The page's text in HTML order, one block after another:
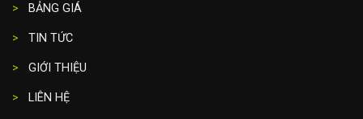
> BẢNG GIÁ
> TIN TỨC
> GIỚI THIỆU
> LIÊN HỆ